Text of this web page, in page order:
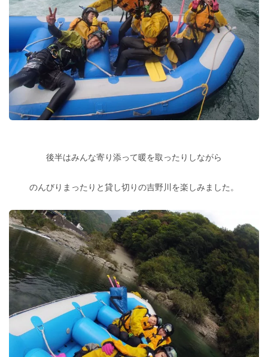
後半はみんな寄り添って暖を取ったりしながら
のんびりまったりと貸し切りの吉野川を楽しみました。